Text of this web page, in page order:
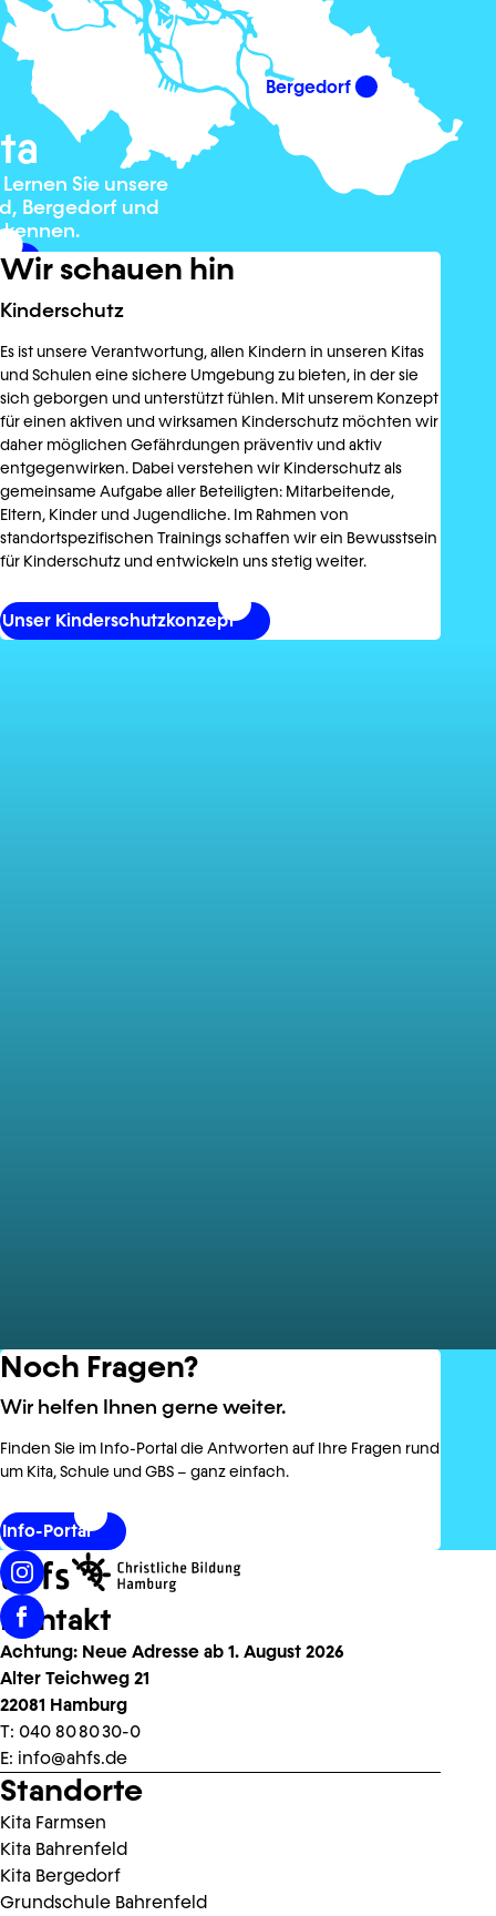
Sie unsere
Bergedorf und
kennen.
Bergedorf
Wir schauen hin
Kinderschutz
Es ist unsere Verantwortung, allen Kindern in unseren Kitas
und Schulen eine sichere Umgebung zu bieten, in der sie
sich geborgen und unterstützt fühlen. Mit unserem Konzept
für einen aktiven und wirksamen Kinderschutz möchten wir
daher möglichen Gefährdungen präventiv und aktiv
entgegenwirken. Dabei verstehen wir Kinderschutz als
gemeinsame Aufgabe aller Beteiligten: Mitarbeitende,
Eltern, Kinder und Jugendliche. Im Rahmen von
standortspezifischen Trainings schaffen wir ein Bewusstsein
für Kinderschutz und entwickeln uns stetig weiter.
Unser Kinderschutzkonzept
Noch Fragen?
Wir helfen Ihnen gerne weiter.
Finden Sie im Info-Portal die Antworten auf Ihre Fragen rund
um Kita, Schule und GBS – ganz einfach.
Info-Portal
Kontakt
Achtung: Neue Adresse ab 1. August 2026
Alter Teichweg 21
22081 Hamburg
T: 040 80 80 30-0
E: info@ahfs.de
Standorte
Kita Farmsen
Kita Bahrenfeld
Kita Bergedorf
Grundschule Bahrenfeld